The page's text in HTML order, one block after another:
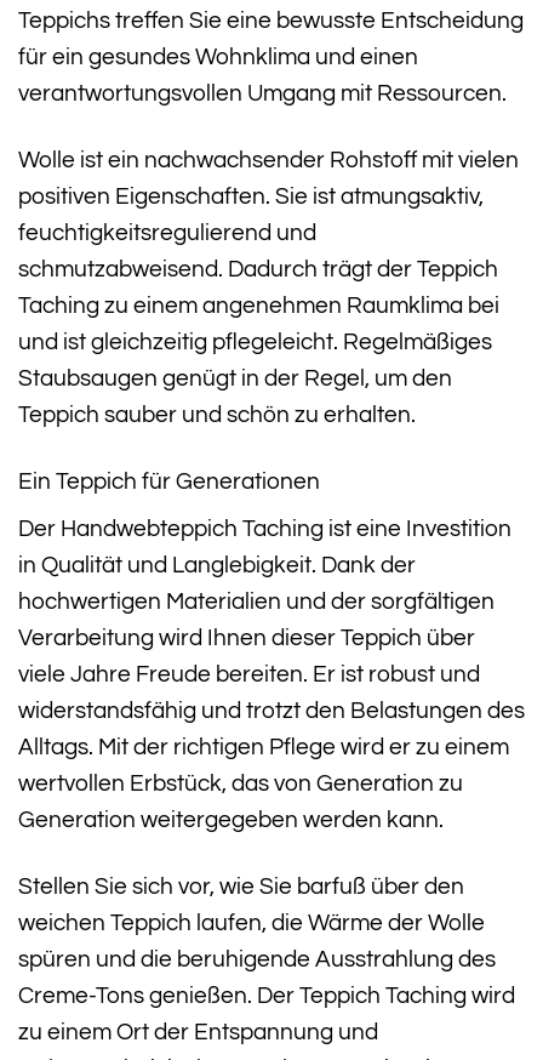
Teppichs treffen Sie eine bewusste Entscheidung
für ein gesundes Wohnklima und einen
verantwortungsvollen Umgang mit Ressourcen.
Wolle ist ein nachwachsender Rohstoff mit vielen
positiven Eigenschaften. Sie ist atmungsaktiv,
feuchtigkeitsregulierend und
schmutzabweisend. Dadurch trägt der Teppich
Taching zu einem angenehmen Raumklima bei
und ist gleichzeitig pflegeleicht. Regelmäßiges
Staubsaugen genügt in der Regel, um den
Teppich sauber und schön zu erhalten.
Ein Teppich für Generationen
Der Handwebteppich Taching ist eine Investition
in Qualität und Langlebigkeit. Dank der
hochwertigen Materialien und der sorgfältigen
Verarbeitung wird Ihnen dieser Teppich über
viele Jahre Freude bereiten. Er ist robust und
widerstandsfähig und trotzt den Belastungen des
Alltags. Mit der richtigen Pflege wird er zu einem
wertvollen Erbstück, das von Generation zu
Generation weitergegeben werden kann.
Stellen Sie sich vor, wie Sie barfuß über den
weichen Teppich laufen, die Wärme der Wolle
spüren und die beruhigende Ausstrahlung des
Creme-Tons genießen. Der Teppich Taching wird
zu einem Ort der Entspannung und